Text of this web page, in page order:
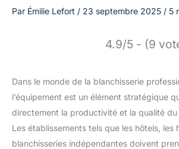
Par Émilie Lefort / 23 septembre 2025 / 5
4.9/5 - (9
Dans le monde de la blanchisserie
l’équipement est un élément stratégique
directement la productivité et la qualité
Les établissements tels que les hôtels, les
blanchisseries indépendantes doivent